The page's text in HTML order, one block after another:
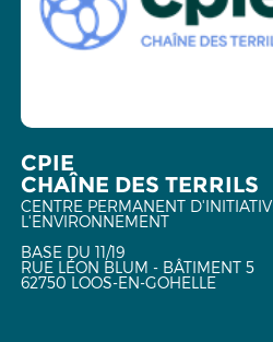
CPIE
CHAÎNE DES TERRILS
CENTRE PERMANENT
L'ENVIRONNEMENT
BASE DU 11/19
RUE LÉON BLUM - BÂTIMENT 5
62750 LOOS-EN-GOHELLE